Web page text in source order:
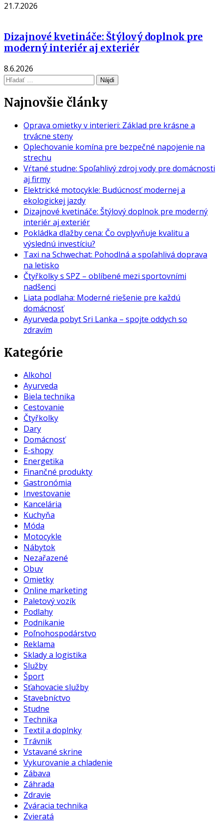
21.7.2026
Dizajnové kvetináče: Štýlový doplnok pre
moderný interiér aj exteriér
8.6.2026
Hľadať:
Najnovšie články
Oprava omietky v interieri: Základ pre krásne a
trvácne steny
Oplechovanie komína pre bezpečné napojenie na
strechu
Vŕtané studne: Spoľahlivý zdroj vody pre domácnosti
aj firmy
Elektrické motocykle: Budúcnosť modernej a
ekologickej jazdy
Dizajnové kvetináče: Štýlový doplnok pre moderný
interiér aj exteriér
Pokládka dlažby cena: Čo ovplyvňuje kvalitu a
výslednú investíciu?
Taxi na Schwechat: Pohodlná a spoľahlivá doprava
na letisko
Čtyřkolky s SPZ – oblíbené mezi sportovními
nadšenci
Liata podlaha: Moderné riešenie pre každú
domácnosť
Ayurveda pobyt Sri Lanka – spojte oddych so
zdravím
Kategórie
Alkohol
Ayurveda
Biela technika
Cestovanie
Čtyřkolky
Dary
Domácnosť
E-shopy
Energetika
Finančné produkty
Gastronómia
Investovanie
Kancelária
Kuchyňa
Móda
Motocykle
Nábytok
Nezařazené
Obuv
Omietky
Online marketing
Paletový vozík
Podlahy
Podnikanie
Poľnohospodárstvo
Reklama
Sklady a logistika
Služby
Šport
Sťahovacie služby
Stavebníctvo
Studne
Technika
Textil a doplnky
Trávnik
Vstavané skrine
Vykurovanie a chladenie
Zábava
Záhrada
Zdravie
Zváracia technika
Zvieratá